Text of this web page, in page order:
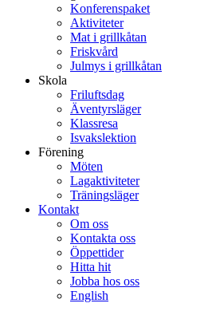
Konferenspaket
Aktiviteter
Mat i grillkåtan
Friskvård
Julmys i grillkåtan
Skola
Friluftsdag
Äventyrsläger
Klassresa
Isvakslektion
Förening
Möten
Lagaktiviteter
Träningsläger
Kontakt
Om oss
Kontakta oss
Öppettider
Hitta hit
Jobba hos oss
English